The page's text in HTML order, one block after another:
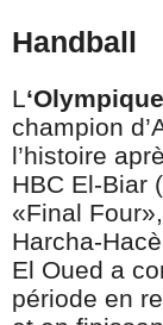
Handball
L
champion
l’histoire
HBC El-Biar
«Final
Harcha-
El Oued a
période en